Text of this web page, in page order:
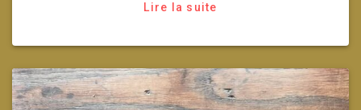
Lire la suite